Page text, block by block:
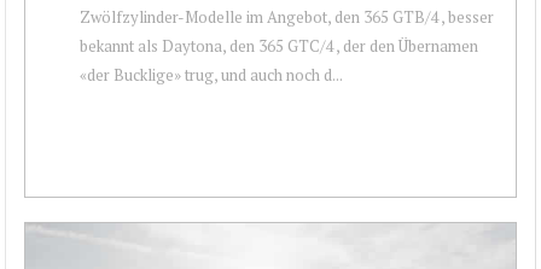
Zwölfzylinder-Modelle im Angebot, den 365 GTB/4 , besser
bekannt als Daytona, den 365 GTC/4 , der den Übernamen
«der Bucklige» trug, und auch noch d...